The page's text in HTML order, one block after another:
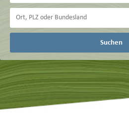
Suchen